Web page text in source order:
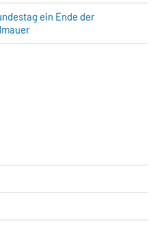
ein Ende der